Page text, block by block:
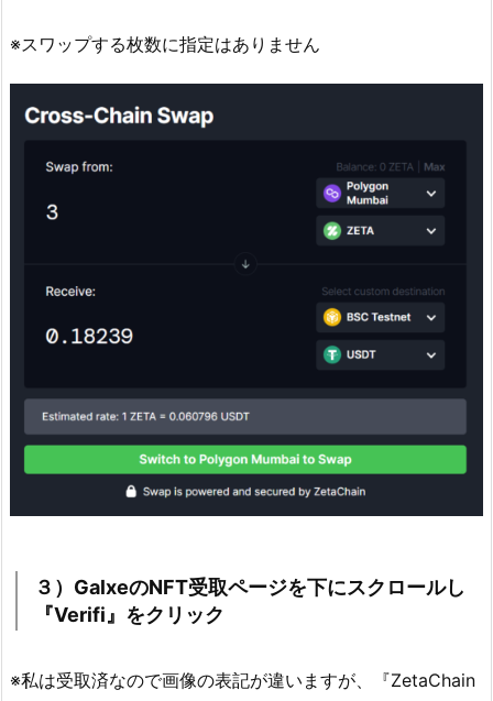
※スワップする枚数に指定はありません
３）GalxeのNFT受取ページを下にスクロールし
『Verifi』をクリック
※私は受取済なので画像の表記が違いますが、『ZetaChain